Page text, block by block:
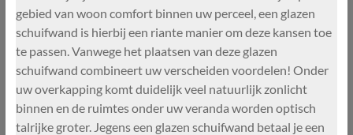
gebied van woon comfort binnen uw perceel, een glazen
schuifwand is hierbij een riante manier om deze kansen toe
te passen. Vanwege het plaatsen van deze glazen
schuifwand combineert uw verscheiden voordelen! Onder
uw overkapping komt duidelijk veel natuurlijk zonlicht
binnen en de ruimtes onder uw veranda worden optisch
talrijke groter. Jegens een glazen schuifwand betaal je een